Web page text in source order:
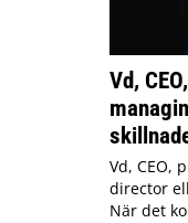
Vd,
Vd, CEO,
director
När det